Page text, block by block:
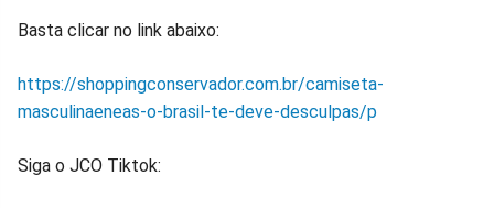
Basta clicar no link abaixo:
https://shoppingconservador.com.br/camiseta-
masculinaeneas-o-brasil-te-deve-desculpas/p
Siga o JCO Tiktok: